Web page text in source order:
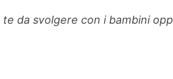
te da svolgere con i bambini